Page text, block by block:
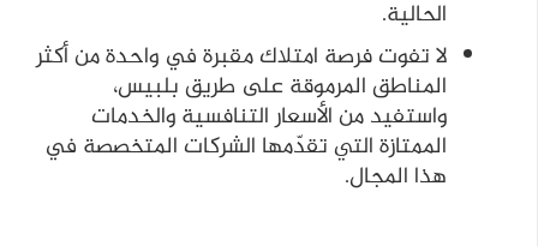
الحالية.
لا تفوت فرصة امتلاك مقبرة في واحدة من أكثر
المناطق المرموقة على طريق بلبيس،
واستفيد من الأسعار التنافسية والخدمات
الممتازة التي تقدّمها الشركات المتخصصة في
هذا المجال.